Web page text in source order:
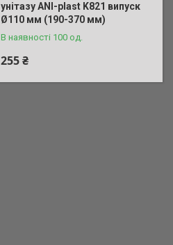
унітазу ANI-plast K821 випуск
Ø110 мм (190-370 мм)
В наявності 100 од.
255 ₴